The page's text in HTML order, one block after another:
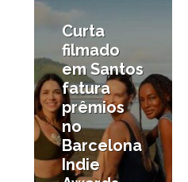
Curta
filmado
em Santos
fatura
prêmios
no
Barcelona
Indie